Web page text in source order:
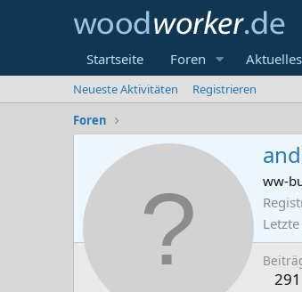
Startseite Foren Aktuelles
Neueste Aktivitäten
Registrieren
Foren
ww-
291